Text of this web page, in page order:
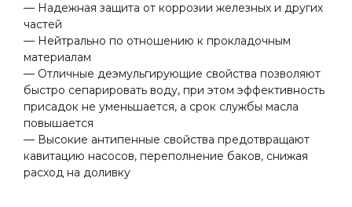
— Надежная защита от коррозии железных и других
частей
— Нейтрально по отношению к прокладочным
материалам
— Отличные дeэмульгирующие свойства позволяют
быстро сепарировать воду, при этом эффективность
присадок не уменьшается, а срок службы масла
повышается
— Высокие антипенные свойства предотвращают
кавитацию насосов, переполнение баков, снижая
расход на доливку